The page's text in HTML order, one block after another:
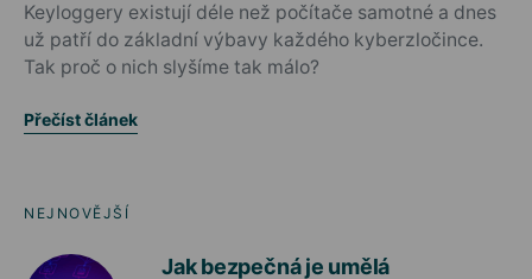
Keyloggery existují déle než počítače samotné a dnes
už patří do základní výbavy každého kyberzločince.
Tak proč o nich slyšíme tak málo?
Přečíst článek
NEJNOVĚJŠÍ
Jak bezpečná je umělá